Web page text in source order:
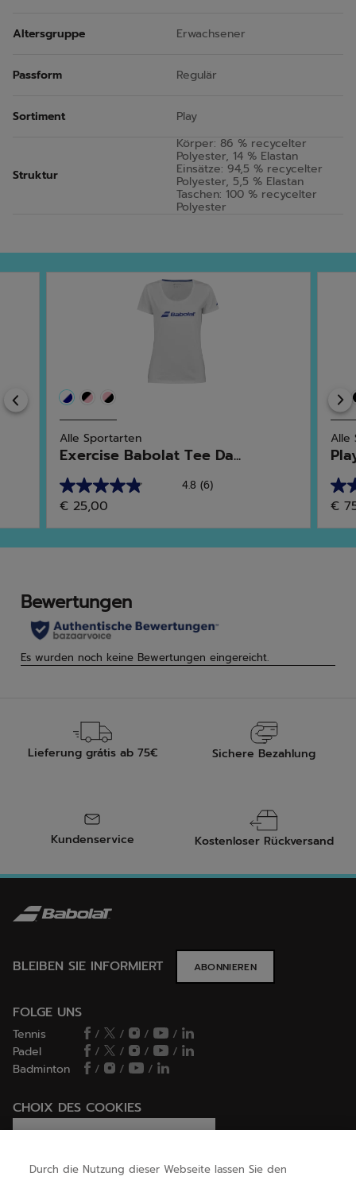
Altersgruppe Erwachsener
Passform Regulär
Sortiment Play
Struktur
Körper: 86 % recycelter
Polyester, 14 % Elastan
Einsätze: 94,5 % recycelter
Polyester, 5,5 % Elastan
Taschen: 100 % recycelter
Polyester
Previous
Alle Sportarten
Exercise Babolat Tee Da...
4.8 (6)
4.8
von
5
Bewertungen
€ 25,00
Alle
2.8
von
5
€
Lieferung grátis ab 75€ Sichere Bezahlung
Kundenservice Kostenloser Rückversand
BLEIBEN SIE INFORMIERT ABONNIEREN
FOLGE UNS
Tennis / / /
/
Padel
/ / /
/
Badminton
/ / /
CHOIX DES COOKIES
Ich lege Cookies fest / lehne sie ab
Durch die Nutzung dieser Webseite lassen Sie den